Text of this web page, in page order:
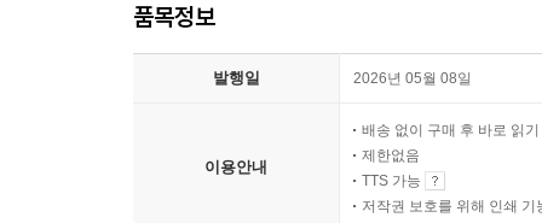
품목정보
발행일 2026년 05월 08일
이용안내
배송 없이 구매 후 바로 읽기
제한없음
TTS 가능
저작권 보호를 위해 인쇄 기